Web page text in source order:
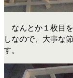
なんとか１枚目
しなので、大事な
す。